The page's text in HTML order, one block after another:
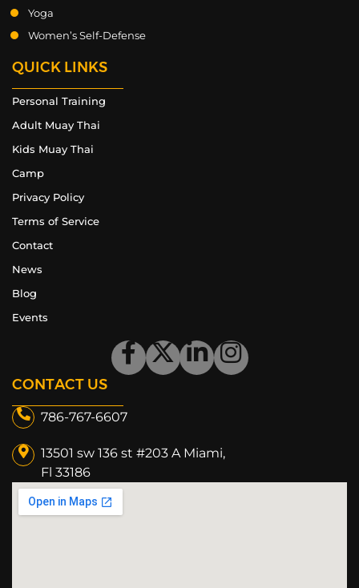
Yoga
Women’s Self-Defense
QUICK LINKS
Personal Training
Adult Muay Thai
Kids Muay Thai
Camp
Privacy Policy
Terms of Service
Contact
News
Blog
Events
CONTACT US
786-767-6607
13501 sw 136 st #203 A Miami,
Fl 33186​